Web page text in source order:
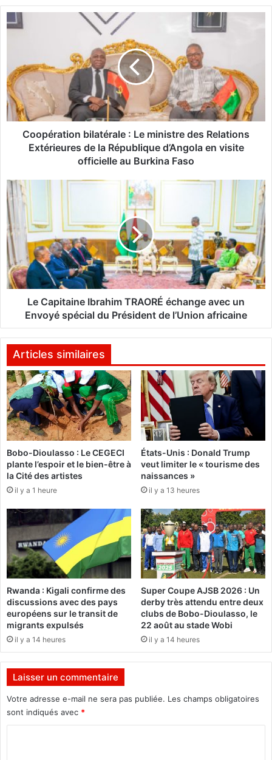
o
é
r
a
t
i
l
a
t
é
r
a
l
e
:
i
s
t
r
e
d
e
s
R
e
l
i
s
E
x
t
é
r
i
e
u
e
Coopération bilatérale : Le ministre des Relations
Extérieures de la République d’Angola en visite
officielle au Burkina Faso
L
e
C
a
p
i
t
a
i
I
b
a
h
i
m
T
R
A
O
R
É
é
h
a
n
e
a
v
e
c
n
n
o
y
Le Capitaine Ibrahim TRAORÉ échange avec un
Envoyé spécial du Président de l’Union africaine
Articles similaires
Bobo-Dioulasso : Le CEGECI
plante l’espoir et le bien-être à
la Cité des artistes
il y a 1 heure
États-Unis : Donald Trump
veut limiter le « tourisme des
naissances »
il y a 13 heures
Rwanda : Kigali confirme des
discussions avec des pays
européens sur le transit de
migrants expulsés
il y a 14 heures
Super Coupe AJSB 2026 : Un
derby très attendu entre deux
clubs de Bobo-Dioulasso, le
22 août au stade Wobi
il y a 14 heures
Laisser un commentaire
Votre adresse e-mail ne sera pas publiée. Les champs obligatoires
sont indiqués avec *